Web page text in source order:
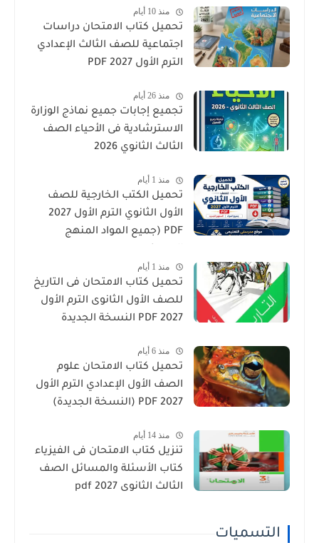
منذ 10 أيام
تحميل كتاب الامتحان دراسات
اجتماعية للصف الثالث الإعدادي
الترم الأول 2027 PDF
منذ 26 أيام
تجميع إجابات جميع نماذج الوزارة
الاسترشادية فى الأحياء الصف
الثالث الثانوي 2026
منذ 1 أيام
تحميل الكتب الخارجية للصف
الأول الثانوي الترم الأول 2027
PDF (جميع المواد المنهج
منذ 1 أيام
تحميل كتاب الامتحان فى التاريخ
للصف الأول الثانوى الترم الأول
2027 PDF النسخة الجديدة
منذ 6 أيام
تحميل كتاب الامتحان علوم
الصف الأول الإعدادي الترم الأول
2027 PDF (النسخة الجديدة)
منذ 14 أيام
تنزيل كتاب الامتحان فى الفيزياء
كتاب الأسئلة والمسائل الصف
الثالث الثانوى 2027 pdf
التسميات